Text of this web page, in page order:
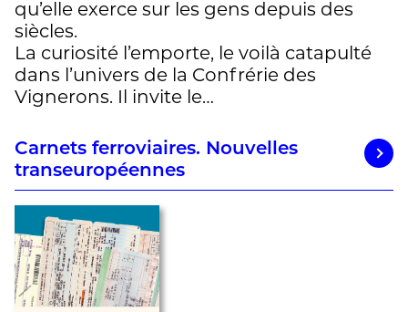
qu’elle exerce sur les gens depuis des
siècles.
La curiosité l’emporte, le voilà catapulté
dans l’univers de la Confrérie des
Vignerons. Il invite le…
Carnets ferroviaires. Nouvelles
transeuropéennes